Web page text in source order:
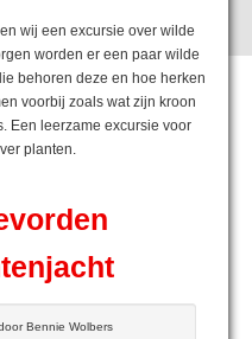
wij een excursie over wilde
worden er een paar wilde
behoren deze en hoe herken
voorbij zoals wat zijn kroon
Een leerzame excursie voor
planten.
Bennie Wolbers